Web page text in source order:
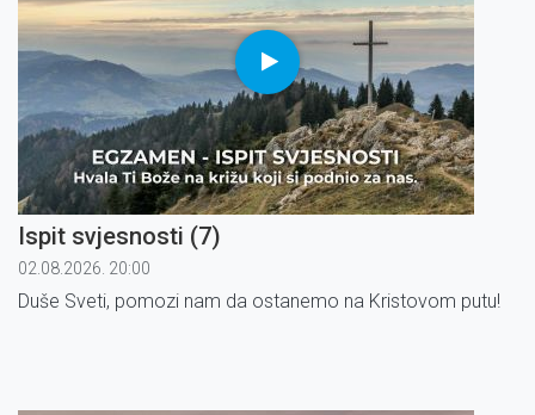
Ispit svjesnosti (7)
02.08.2026. 20:00
Duše Sveti, pomozi nam da ostanemo na Kristovom putu!